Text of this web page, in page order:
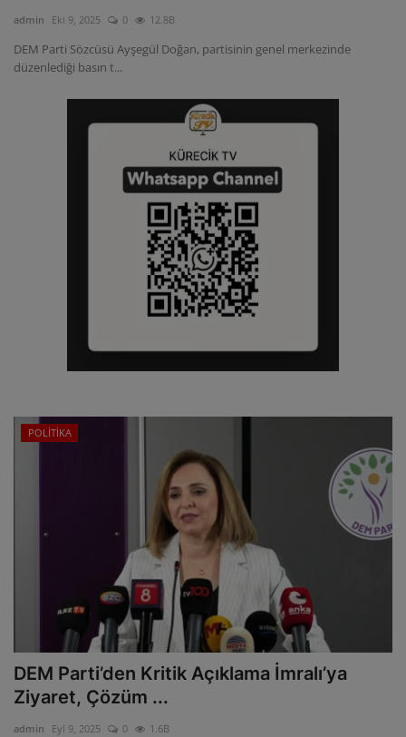
admin Eki 9, 2025 0 12.8B
DEM Parti Sözcüsü Ayşegül Doğan, partisinin genel merkezinde
düzenlediği basın t...
POLİTİKA
DEM Parti’den Kritik Açıklama İmralı’ya
Ziyaret, Çözüm ...
admin Eyl 9, 2025 0 1.6B